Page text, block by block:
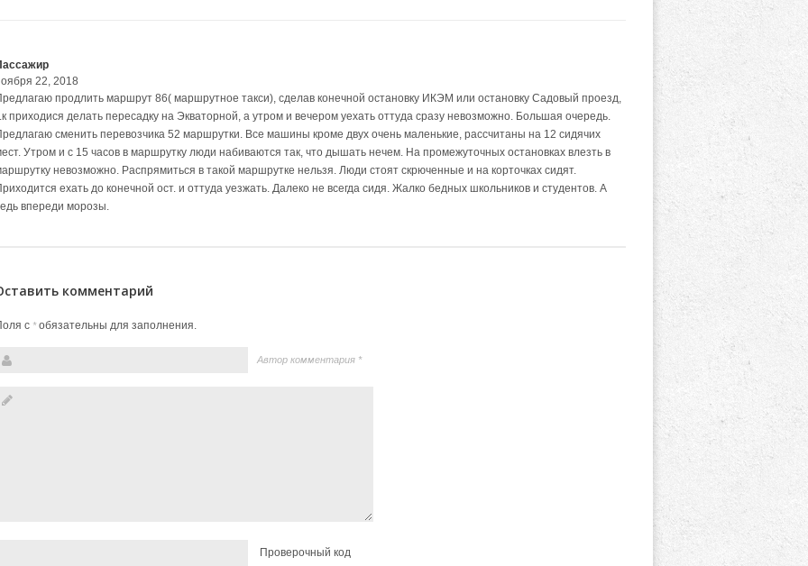
22, 2018
продлить маршрут 86( маршрутное такси), сделав конечной остановку ИКЭМ или остановку Садовый проезд,
приходися делать пересадку на Экваторной, а утром и вечером уехать оттуда сразу невозможно. Большая очередь.
сменить перевозчика 52 маршрутки. Все машины кроме двух очень маленькие, рассчитаны на 12 сидячих
Утром и с 15 часов в маршрутку люди набиваются так, что дышать нечем. На промежуточных остановках влезть в
невозможно. Распрямиться в такой маршрутке нельзя. Люди стоят скрюченные и на корточках сидят.
ехать до конечной ост. и оттуда уезжать. Далеко не всегда сидя. Жалко бедных школьников и студентов. А
впереди морозы.
комментарий
с *обязательны для заполнения.
Автор комментария *
Проверочный код